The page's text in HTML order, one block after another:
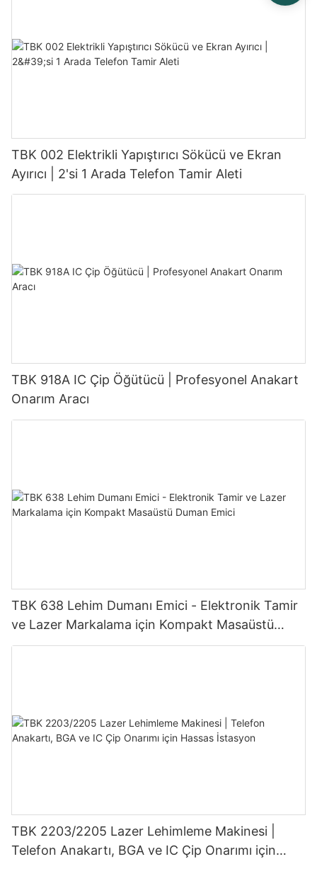
TBK 002 Elektrikli Yapıştırıcı Sökücü ve Ekran
Ayırıcı | 2'si 1 Arada Telefon Tamir Aleti
TBK 918A IC Çip Öğütücü | Profesyonel Anakart
Onarım Aracı
TBK 638 Lehim Dumanı Emici - Elektronik Tamir
ve Lazer Markalama için Kompakt Masaüstü
Duman Emici
TBK 2203/2205 Lazer Lehimleme Makinesi |
Telefon Anakartı, BGA ve IC Çip Onarımı için